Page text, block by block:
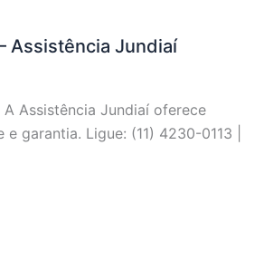
Assistência Jundiaí
Assistência Jundiaí oferece
garantia. Ligue: (11) 4230-0113 |